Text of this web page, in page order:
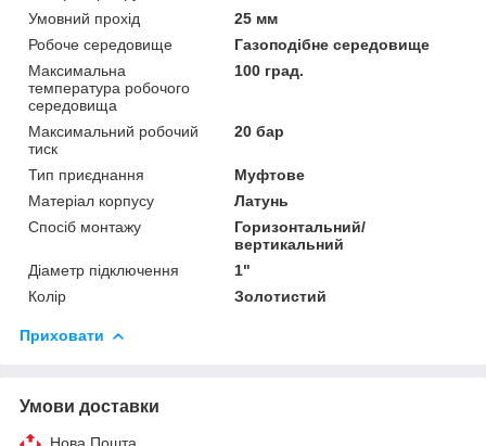
Умовний прохід
25 мм
Робоче середовище
Газоподібне середовище
Максимальна
температура робочого
середовища
100 град.
Максимальний робочий
тиск
20 бар
Тип приєднання
Муфтове
Матеріал корпусу
Латунь
Спосіб монтажу
Горизонтальний/
вертикальний
Діаметр підключення
1"
Колір
Золотистий
Приховати
Умови доставки
Нова Пошта